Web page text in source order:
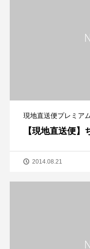
現地直送便プレミア
【現地直送便
2014.08.21